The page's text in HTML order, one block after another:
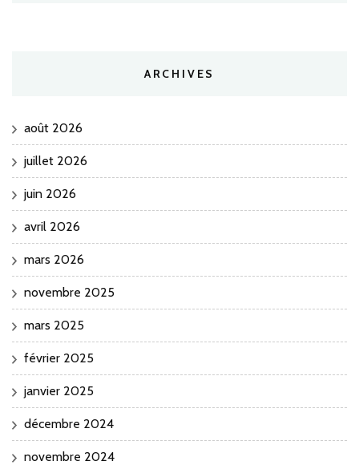
ARCHIVES
août 2026
juillet 2026
juin 2026
avril 2026
mars 2026
novembre 2025
mars 2025
février 2025
janvier 2025
décembre 2024
novembre 2024